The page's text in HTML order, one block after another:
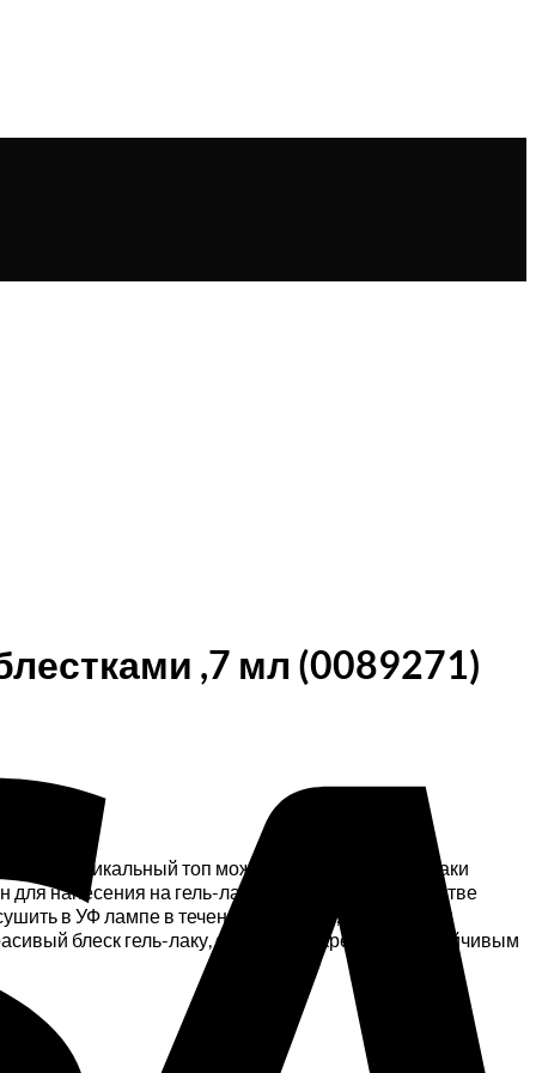
,7 мл (0089271)
Этот уникальный топ можно наносить на гель лаки
нанесения на гель-лаковое покрытие в качестве
в УФ лампе в течении 3-х минут, что поможет
блеск гель-лаку, сделает его крепким и устойчивым